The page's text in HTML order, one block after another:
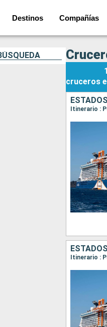
Destinos Compañías
cruceros
Itinerario :
Itinerario :